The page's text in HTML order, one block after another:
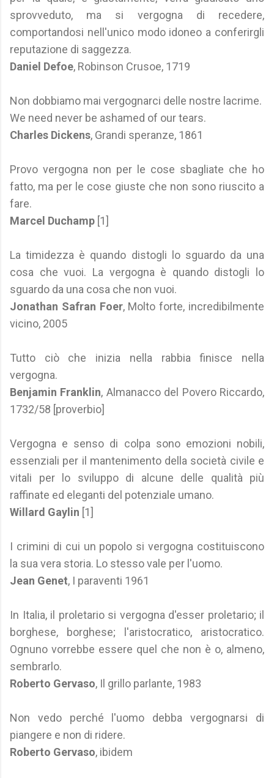
sprovveduto, ma si vergogna di recedere,
comportandosi nell'unico modo idoneo a conferirgli
reputazione di saggezza.
Daniel Defoe, Robinson Crusoe, 1719
Non dobbiamo mai vergognarci delle nostre lacrime.
We need never be ashamed of our tears.
Charles Dickens, Grandi speranze, 1861
Provo vergogna non per le cose sbagliate che ho
fatto, ma per le cose giuste che non sono riuscito a
fare.
Marcel Duchamp [1]
La timidezza è quando distogli lo sguardo da una
cosa che vuoi. La vergogna è quando distogli lo
sguardo da una cosa che non vuoi.
Jonathan Safran Foer, Molto forte, incredibilmente
vicino, 2005
Tutto ciò che inizia nella rabbia finisce nella
vergogna.
Benjamin Franklin, Almanacco del Povero Riccardo,
1732/58 [proverbio]
Vergogna e senso di colpa sono emozioni nobili,
essenziali per il mantenimento della società civile e
vitali per lo sviluppo di alcune delle qualità più
raffinate ed eleganti del potenziale umano.
Willard Gaylin [1]
I crimini di cui un popolo si vergogna costituiscono
la sua vera storia. Lo stesso vale per l'uomo.
Jean Genet, I paraventi 1961
In Italia, il proletario si vergogna d'esser proletario; il
borghese, borghese; l'aristocratico, aristocratico.
Ognuno vorrebbe essere quel che non è o, almeno,
sembrarlo.
Roberto Gervaso, Il grillo parlante, 1983
Non vedo perché l'uomo debba vergognarsi di
piangere e non di ridere.
Roberto Gervaso, ibidem